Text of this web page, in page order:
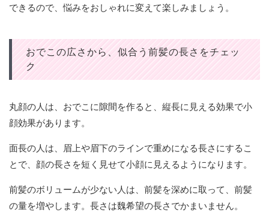
できるので、悩みをおしゃれに変えて楽しみましょう。
おでこの広さから、似合う前髪の長さをチェッ
ク
丸顔の人は、おでこに隙間を作ると、縦長に見える効果で小
顔効果があります。
面長の人は、眉上や眉下のラインで重めになる長さにするこ
とで、顔の長さを短く見せて小顔に見えるようになります。
前髪のボリュームが少ない人は、前髪を深めに取って、前髪
の量を増やします。長さは魏希望の長さでかまいません。